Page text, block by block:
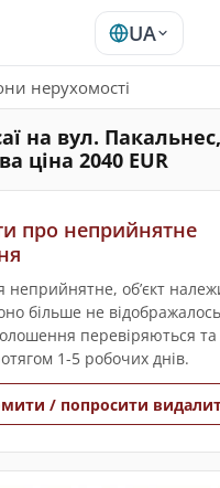
UA
нерухомості
на вул.
ціна 2040 EUR
про неприйнятне
обʼєкт
більше не
перевіряються та
1-5 робочих днів.
/ попросити